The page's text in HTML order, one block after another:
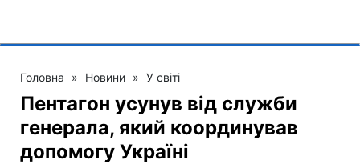
Головна » Новини » У світі
Пентагон усунув від служби
генерала, який координував
допомогу Україні